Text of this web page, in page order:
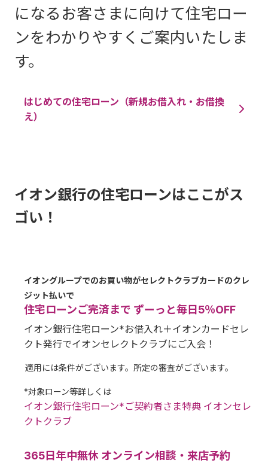
になるお客さまに向けて住宅ロー
ンをわかりやすくご案内いたしま
す。
はじめての住宅ローン（新規お借入れ・お借換
え）
イオン銀行の住宅ローンはここがス
ゴい！
イオングループでのお買い物がセレクトクラブカードのクレ
ジット払いで
住宅ローンご完済まで ずーっと毎日5％OFF
イオン銀行住宅ローン*お借入れ＋イオンカードセレ
クト発行でイオンセレクトクラブにご入会！
適用には条件がございます。所定の審査がございます。
*対象ローン等詳しくは
イオン銀行住宅ローン*ご契約者さま特典 イオンセレ
クトクラブ
365日年中無休 オンライン相談・来店予約